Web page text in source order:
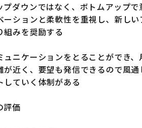
ダウンではなく、ボトムアップ
ションと柔軟性を重視し、新し
みを奨励する
ニケーションをとることができ
近く、要望も発信できるので風通
ていく体制がある
評価